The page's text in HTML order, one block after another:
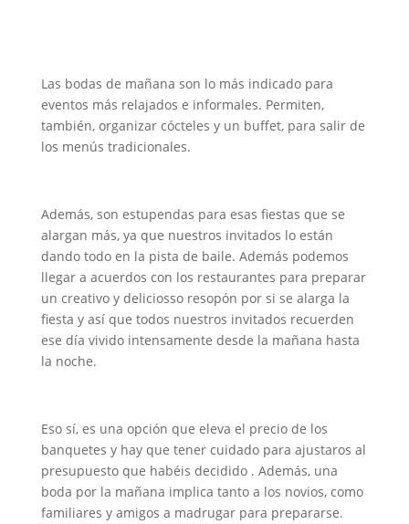
Las bodas de mañana son lo más indicado para
eventos más relajados e informales. Permiten,
también, organizar cócteles y un buffet, para salir de
los menús tradicionales.
Además, son estupendas para esas fiestas que se
alargan más, ya que nuestros invitados lo están
dando todo en la pista de baile. Además podemos
llegar a acuerdos con los restaurantes para preparar
un creativo y deliciosso resopón por si se alarga la
fiesta y así que todos nuestros invitados recuerden
ese día vivido intensamente desde la mañana hasta
la noche.
Eso sí, es una opción que eleva el precio de los
banquetes y hay que tener cuidado para ajustaros al
presupuesto que habéis decidido . Además, una
boda por la mañana implica tanto a los novios, como
familiares y amigos a madrugar para prepararse.